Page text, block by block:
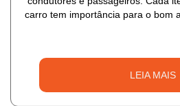
carro tem importância para o bom
LEIA MAIS